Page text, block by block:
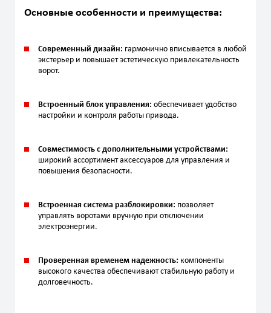
Основные особенности и преимущества:
Современный дизайн: гармонично вписывается в любой
экстерьер и повышает эстетическую привлекательность
ворот.
Встроенный блок управления: обеспечивает удобство
настройки и контроля работы привода.
Совместимость с дополнительными устройствами:
широкий ассортимент аксессуаров для управления и
повышения безопасности.
Встроенная система разблокировки: позволяет
управлять воротами вручную при отключении
электроэнергии.
Проверенная временем надежность: компоненты
высокого качества обеспечивают стабильную работу и
долговечность.